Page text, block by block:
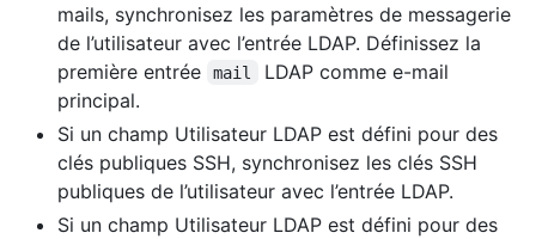
mails, synchronisez les paramètres de messagerie
de l’utilisateur avec l’entrée LDAP. Définissez la
première entrée
mail
LDAP comme e-mail
principal.
Si un champ Utilisateur LDAP est défini pour des
clés publiques SSH, synchronisez les clés SSH
publiques de l’utilisateur avec l’entrée LDAP.
Si un champ Utilisateur LDAP est défini pour des